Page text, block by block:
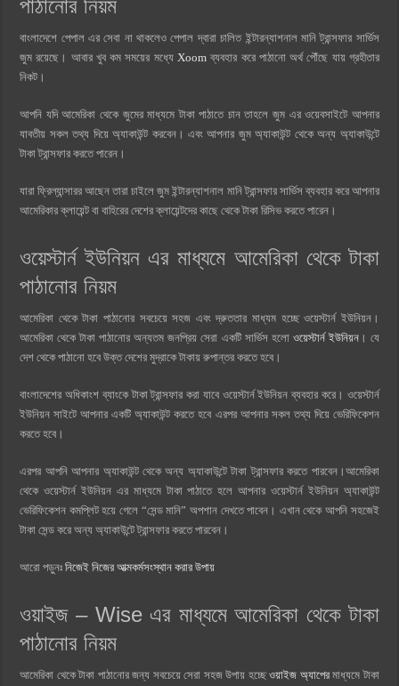
পাঠানোর নিয়ম
বাংলাদেশে পেপাল এর সেবা না থাকলেও পেপাল দ্বারা চালিত ইন্টারন্যাশনাল মানি ট্রান্সফার সার্ভিস
জুম রয়েছে। আবার খুব কম সময়ের মধ্যে Xoom ব্যবহার করে পাঠানো অর্থ পৌঁছে যায় গ্রহীতার
নিকট।
আপনি যদি আমেরিকা থেকে জুমের মাধ্যমে টাকা পাঠাতে চান তাহলে জুম এর ওয়েবসাইটে আপনার
যাবতীয় সকল তথ্য দিয়ে অ্যাকাউন্ট করবেন। এবং আপনার জুম অ্যাকাউন্ট থেকে অন্য অ্যাকাউন্টে
টাকা ট্রান্সফার করতে পারেন।
যারা ফ্রিল্যান্সারর আছেন তারা চাইলে জুম ইন্টারন্যাশনাল মানি ট্রান্সফার সার্ভিস ব্যবহার করে আপনার
আমেরিকার ক্লায়েন্ট বা বাহিরের দেশের ক্লায়েন্টদের কাছে থেকে টাকা রিসিভ করতে পারেন।
ওয়েস্টার্ন ইউনিয়ন এর মাধ্যমে আমেরিকা থেকে টাকা
পাঠানোর নিয়ম
আমেরিকা থেকে টাকা পাঠানোর সবচেয়ে সহজ এবং দ্রুততার মাধ্যম হচ্ছে ওয়েস্টার্ন ইউনিয়ন।
আমেরিকা থেকে টাকা পাঠানোর অন্যতম জনপ্রিয় সেরা একটি সার্ভিস হলো ওয়েস্টার্ন ইউনিয়ন। যে
দেশ থেকে পাঠানো হবে উক্ত দেশের মুদ্রাকে টাকায় রুপান্তর করতে হবে।
বাংলাদেশের অধিকাংশ ব্যাংকে টাকা ট্রান্সফার করা যাবে ওয়েস্টার্ন ইউনিয়ন ব্যবহার করে। ওয়েস্টার্ন
ইউনিয়ন সাইটে আপনার একটি অ্যাকাউন্ট করতে হবে এরপর আপনার সকল তথ্য দিয়ে ভেরিফিকেশন
করতে হবে।
এরপর আপনি আপনার অ্যাকাউন্ট থেকে অন্য অ্যাকাউন্টে টাকা ট্রান্সফার করতে পারবেন।আমেরিকা
থেকে ওয়েস্টার্ন ইউনিয়ন এর মাধ্যমে টাকা পাঠাতে হলে আপনার ওয়েস্টার্ন ইউনিয়ন অ্যাকাউন্ট
ভেরিফিকেশন কমপ্লিট হয়ে গেলে “সেন্ড মানি” অপশান দেখতে পাবেন। এখান থেকে আপনি সহজেই
টাকা সেন্ড করে অন্য অ্যাকাউন্টে ট্রান্সফার করতে পারবেন।
আরো পড়ুনঃনিজেই নিজের আত্মকর্মসংস্থান করার উপায়
ওয়াইজ – Wise এর মাধ্যমে আমেরিকা থেকে টাকা
পাঠানোর নিয়ম
আমেরিকা থেকে টাকা পাঠানোর জন্য সবচেয়ে সেরা সহজ উপায় হচ্ছেওয়াইজ অ্যাপেরমাধ্যমে টাকা